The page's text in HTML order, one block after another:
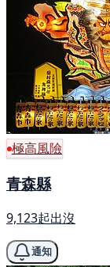
極高風險
青森縣
9,123起出沒
通知